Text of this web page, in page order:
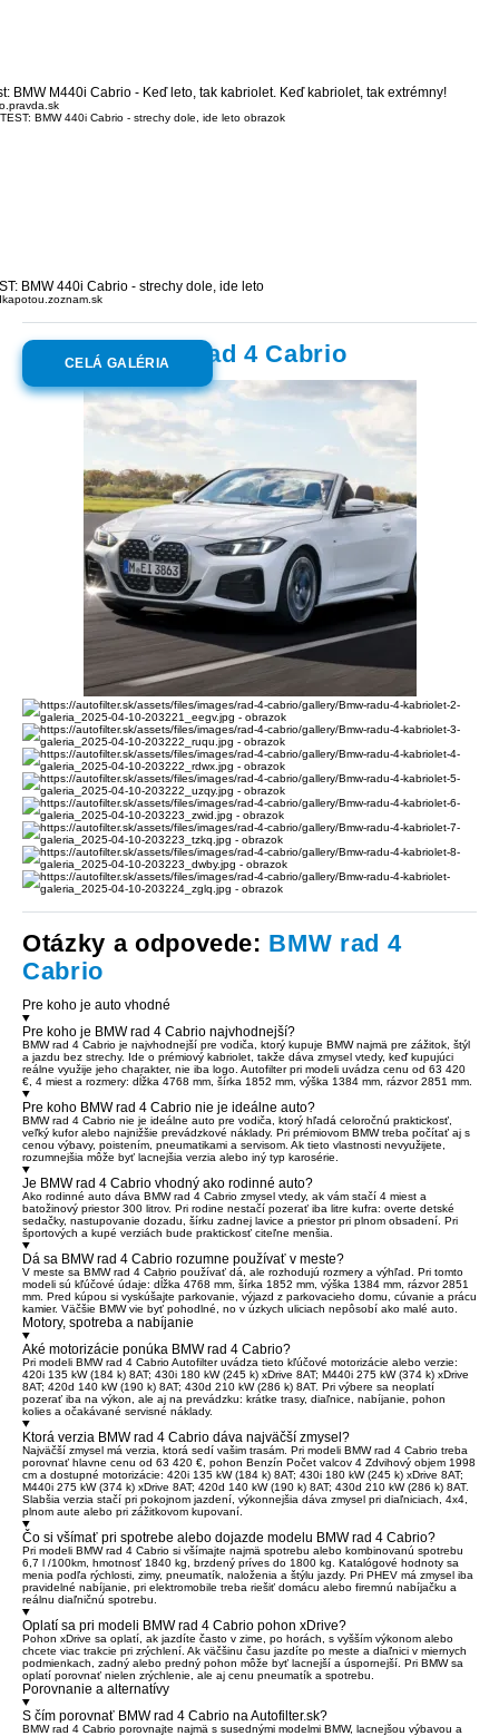
BMW M440i Cabrio - Keď leto, tak kabriolet. Keď kabriolet, tak extrémny!
BMW 440i Cabrio - strechy dole, ide leto
Galéria:BMW rad 4 Cabrio
CELÁ GALÉRIA
Otázky a odpovede: BMW rad 4
Cabrio
Pre koho je auto vhodné
Pre koho je BMW rad 4 Cabrio najvhodnejší?
BMW rad 4 Cabrio je najvhodnejší pre vodiča, ktorý kupuje BMW najmä pre zážitok, štýl
a jazdu bez strechy. Ide o prémiový kabriolet, takže dáva zmysel vtedy, keď kupujúci
reálne využije jeho charakter, nie iba logo. Autofilter pri modeli uvádza cenu od 63 420
€, 4 miest a rozmery: dĺžka 4768 mm, šírka 1852 mm, výška 1384 mm, rázvor 2851 mm.
Pre koho BMW rad 4 Cabrio nie je ideálne auto?
BMW rad 4 Cabrio nie je ideálne auto pre vodiča, ktorý hľadá celoročnú praktickosť,
veľký kufor alebo najnižšie prevádzkové náklady. Pri prémiovom BMW treba počítať aj s
cenou výbavy, poistením, pneumatikami a servisom. Ak tieto vlastnosti nevyužijete,
rozumnejšia môže byť lacnejšia verzia alebo iný typ karosérie.
Je BMW rad 4 Cabrio vhodný ako rodinné auto?
Ako rodinné auto dáva BMW rad 4 Cabrio zmysel vtedy, ak vám stačí 4 miest a
batožinový priestor 300 litrov. Pri rodine nestačí pozerať iba litre kufra: overte detské
sedačky, nastupovanie dozadu, šírku zadnej lavice a priestor pri plnom obsadení. Pri
športových a kupé verziách bude praktickosť citeľne menšia.
Dá sa BMW rad 4 Cabrio rozumne používať v meste?
V meste sa BMW rad 4 Cabrio používať dá, ale rozhodujú rozmery a výhľad. Pri tomto
modeli sú kľúčové údaje: dĺžka 4768 mm, šírka 1852 mm, výška 1384 mm, rázvor 2851
mm. Pred kúpou si vyskúšajte parkovanie, výjazd z parkovacieho domu, cúvanie a prácu
kamier. Väčšie BMW vie byť pohodlné, no v úzkych uliciach nepôsobí ako malé auto.
Motory, spotreba a nabíjanie
Aké motorizácie ponúka BMW rad 4 Cabrio?
Pri modeli BMW rad 4 Cabrio Autofilter uvádza tieto kľúčové motorizácie alebo verzie:
420i 135 kW (184 k) 8AT; 430i 180 kW (245 k) xDrive 8AT; M440i 275 kW (374 k) xDrive
8AT; 420d 140 kW (190 k) 8AT; 430d 210 kW (286 k) 8AT. Pri výbere sa neoplatí
pozerať iba na výkon, ale aj na prevádzku: krátke trasy, diaľnice, nabíjanie, pohon
kolies a očakávané servisné náklady.
Ktorá verzia BMW rad 4 Cabrio dáva najväčší zmysel?
Najväčší zmysel má verzia, ktorá sedí vašim trasám. Pri modeli BMW rad 4 Cabrio treba
porovnať hlavne cenu od 63 420 €, pohon Benzín Počet valcov 4 Zdvihový objem 1998
cm a dostupné motorizácie: 420i 135 kW (184 k) 8AT; 430i 180 kW (245 k) xDrive 8AT;
M440i 275 kW (374 k) xDrive 8AT; 420d 140 kW (190 k) 8AT; 430d 210 kW (286 k) 8AT.
Slabšia verzia stačí pri pokojnom jazdení, výkonnejšia dáva zmysel pri diaľniciach, 4x4,
plnom aute alebo pri zážitkovom kupovaní.
Čo si všímať pri spotrebe alebo dojazde modelu BMW rad 4 Cabrio?
Pri modeli BMW rad 4 Cabrio si všímajte najmä spotrebu alebo kombinovanú spotrebu
6,7 l /100km, hmotnosť 1840 kg, brzdený príves do 1800 kg. Katalógové hodnoty sa
menia podľa rýchlosti, zimy, pneumatík, naloženia a štýlu jazdy. Pri PHEV má zmysel iba
pravidelné nabíjanie, pri elektromobile treba riešiť domácu alebo firemnú nabíjačku a
reálnu diaľničnú spotrebu.
Oplatí sa pri modeli BMW rad 4 Cabrio pohon xDrive?
Pohon xDrive sa oplatí, ak jazdíte často v zime, po horách, s vyšším výkonom alebo
chcete viac trakcie pri zrýchlení. Ak väčšinu času jazdíte po meste a diaľnici v miernych
podmienkach, zadný alebo predný pohon môže byť lacnejší a úspornejší. Pri BMW sa
oplatí porovnať nielen zrýchlenie, ale aj cenu pneumatík a spotrebu.
Porovnanie a alternatívy
S čím porovnať BMW rad 4 Cabrio na Autofilter.sk?
BMW rad 4 Cabrio porovnajte najmä s susednými modelmi BMW, lacnejšou výbavou a